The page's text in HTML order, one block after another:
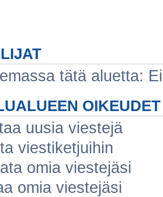
tätä aluetta:
OIKEUDET
uusia viestejä
viestiketjuihin
omia viestejäsi
omia viestejäsi